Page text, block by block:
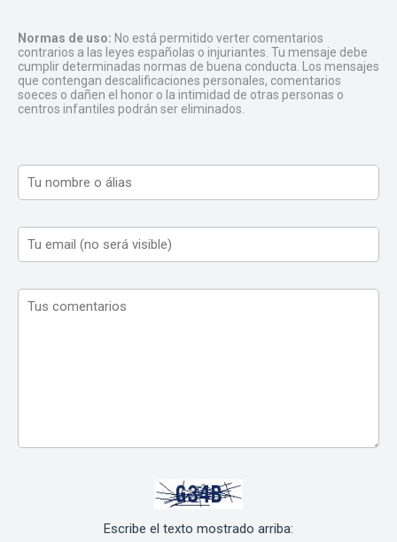
Normas de uso: No está permitido verter comentarios
contrarios a las leyes españolas o injuriantes. Tu mensaje debe
cumplir determinadas normas de buena conducta. Los mensajes
que contengan descalificaciones personales, comentarios
soeces o dañen el honor o la intimidad de otras personas o
centros infantiles podrán ser eliminados.
Escribe el texto mostrado arriba: